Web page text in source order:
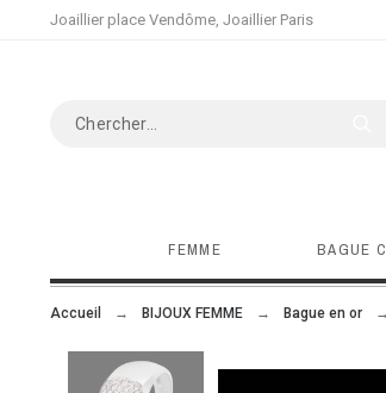
Joaillier place Vendôme, Joaillier Paris
FEMME BAGUE
Accueil BIJOUX FEMME Bague en or